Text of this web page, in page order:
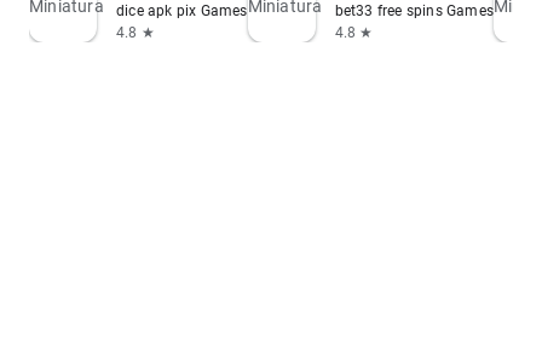
dice apk pix Games
4.8 ★
bet33 free spins Games
4.8 ★